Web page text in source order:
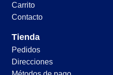
Carrito
Contacto
Tienda
Pedidos
Direcciones